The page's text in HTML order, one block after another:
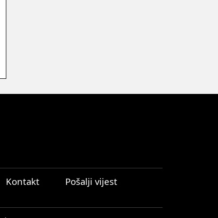
Kontakt
Pošalji vijest